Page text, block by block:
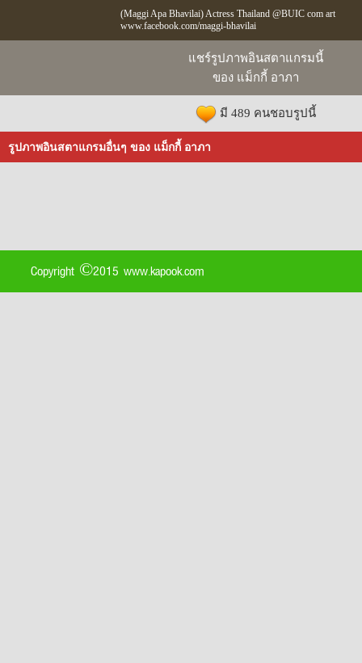
(Maggi Apa Bhavilai) Actress Thailand @BUIC com art
www.facebook.com/maggi-bhavilai
แชร์รูปภาพอินสตาแกรมนี้
ของ แม็กกี้ อาภา
มี 489 คนชอบรูปนี้
รูปภาพอินสตาแกรมอื่นๆ ของ แม็กกี้ อาภา
Copyright ©2015 www.kapook.com